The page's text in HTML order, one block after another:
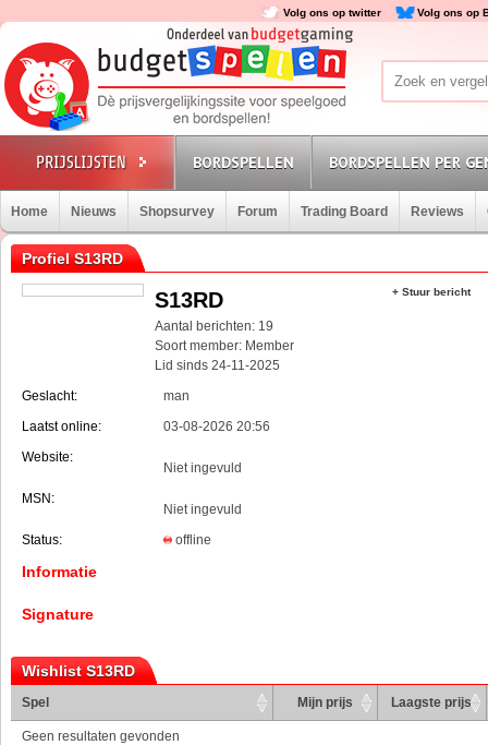
Volg ons op twitter Volg ons op
BORDSPELLEN BORDSPELLEN PER
Home Nieuws Shopsurvey Forum Trading Board Reviews
Profiel S13RD
S13RD
Aantal berichten: 19
Soort member: Member
Lid sinds 24-11-2025
Geslacht:
man
Laatst online:
03-08-2026 20:56
Website:
Niet ingevuld
MSN:
Niet ingevuld
Status:
offline
Informatie
Signature
+ Stuur bericht
Wishlist S13RD
Spel Mijn prijs Laagste prijs
Geen resultaten gevonden